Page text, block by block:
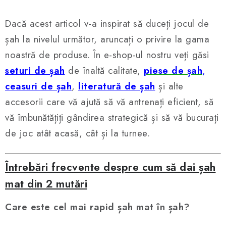
Dacă acest articol v-a inspirat să duceți jocul de
șah la nivelul următor, aruncați o privire la gama
noastră de produse. În e-shop-ul nostru veți găsi
seturi de șah de înaltă calitate, piese de șah,
ceasuri de șah, literatură de șah și alte
accesorii care vă ajută să vă antrenați eficient, să
vă îmbunătățiți gândirea strategică și să vă bucurați
de joc atât acasă, cât și la turnee.
Întrebări frecvente despre cum să dai șah
mat din 2 mutări
Care este cel mai rapid șah mat în șah?